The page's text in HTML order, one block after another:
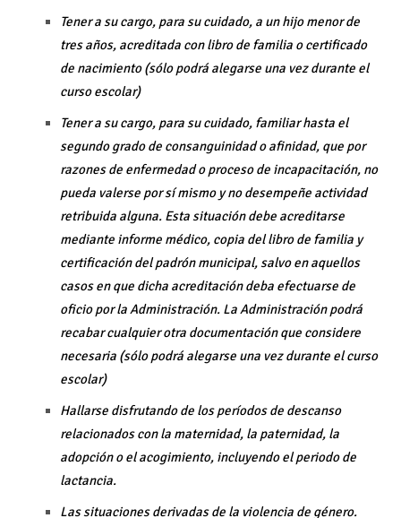
Tener a su cargo, para su cuidado, a un hijo menor de
tres años, acreditada con libro de familia o certificado
de nacimiento (sólo podrá alegarse una vez durante el
curso escolar)
Tener a su cargo, para su cuidado, familiar hasta el
segundo grado de consanguinidad o afinidad, que por
razones de enfermedad o proceso de incapacitación, no
pueda valerse por sí mismo y no desempeñe actividad
retribuida alguna. Esta situación debe acreditarse
mediante informe médico, copia del libro de familia y
certificación del padrón municipal, salvo en aquellos
casos en que dicha acreditación deba efectuarse de
oficio por la Administración. La Administración podrá
recabar cualquier otra documentación que considere
necesaria (sólo podrá alegarse una vez durante el curso
escolar)
Hallarse disfrutando de los períodos de descanso
relacionados con la maternidad, la paternidad, la
adopción o el acogimiento, incluyendo el periodo de
lactancia.
Las situaciones derivadas de la violencia de género.